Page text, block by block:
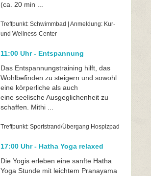
(ca. 20 min ...
Treffpunkt: Schwimmbad | Anmeldung: Kur-
und Wellness-Center
11:00 Uhr - Entspannung
Das Entspannungstraining hilft, das
Wohlbefinden zu steigern und sowohl
eine körperliche als auch
eine seelische Ausgeglichenheit zu
schaffen. Mithi ...
Treffpunkt: Sportstrand/Übergang Hospizpad
17:00 Uhr - Hatha Yoga relaxed
Die Yogis erleben eine sanfte Hatha
Yoga Stunde mit leichtem Pranayama